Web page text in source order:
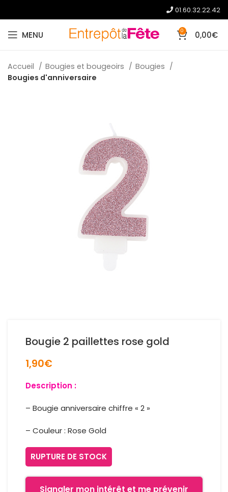
01.60.32.22.42
MENU 0 0,00€
Accueil Bougies et bougeoirs
Bougies
Bougies d'anniversaire
Bougie 2 paillettes rose gold
1,90€
Description :
– Bougie anniversaire chiffre « 2 »
– Couleur : Rose Gold
RUPTURE DE STOCK
Signaler mon intérêt et me prévenir